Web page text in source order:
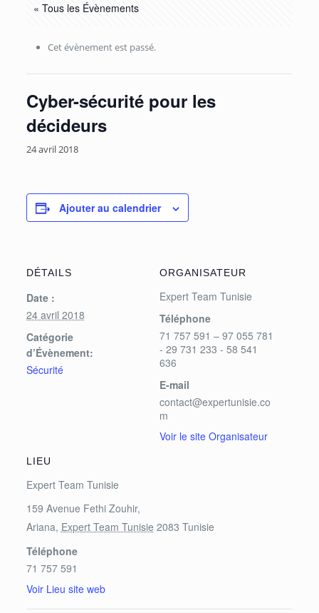
« Tous les Évènements
Cet évènement est passé.
Cyber-sécurité pour les
décideurs
24 avril 2018
Ajouter au calendrier
DÉTAILS
Date :
24 avril 2018
Catégorie
d’Évènement:
Sécurité
LIEU
Expert Team Tunisie
159 Avenue Fethi Zouhir,
Ariana, Expert Team Tunisie 2083 Tunisie
Téléphone
71 757 591
Voir Lieu site web
ORGANISATEUR
Expert Team Tunisie
Téléphone
71 757 591 – 97 055 781
- 29 731 233 - 58 541
636
E-mail
contact@expertunisie.co
m
Voir le site Organisateur